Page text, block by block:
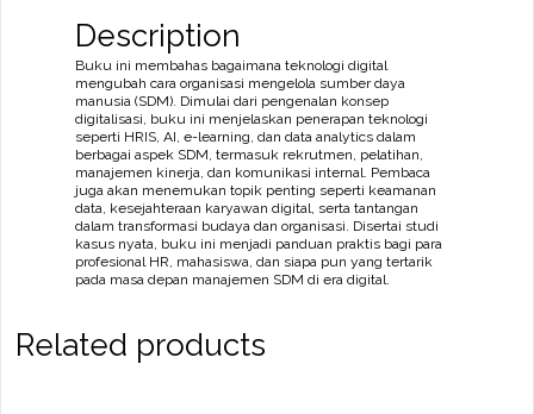
Description
Buku ini membahas bagaimana teknologi digital
mengubah cara organisasi mengelola sumber daya
manusia (SDM). Dimulai dari pengenalan konsep
digitalisasi, buku ini menjelaskan penerapan teknologi
seperti HRIS, AI, e-learning, dan data analytics dalam
berbagai aspek SDM, termasuk rekrutmen, pelatihan,
manajemen kinerja, dan komunikasi internal. Pembaca
juga akan menemukan topik penting seperti keamanan
data, kesejahteraan karyawan digital, serta tantangan
dalam transformasi budaya dan organisasi. Disertai studi
kasus nyata, buku ini menjadi panduan praktis bagi para
profesional HR, mahasiswa, dan siapa pun yang tertarik
pada masa depan manajemen SDM di era digital.
Related products